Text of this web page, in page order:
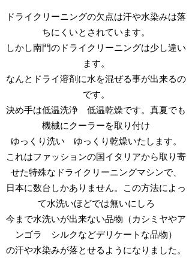
ドライクリーニングの欠点は汗や水染みは落
ちにくいとされています。
しかし南門のドライクリーニングは少し違い
ます。
なんとドライ溶剤に水を混ぜる事が出来るの
です。
決め手は低温洗浄 低温乾燥です。真夏でも
機械にクーラーを取り付け
ゆっくり洗い ゆっくり乾燥いたします。
これはファッションの国イタリアから取り寄
せた特殊なドライクリーニングマシンで、
日本に数台しかありません。この方法によっ
て水洗いほどでは無いにしろ
今まで水洗いが出来ない品物（カシミヤやア
ンゴラ シルクなどデリケートな品物）
の汗や水染みが落とせるようになりました。